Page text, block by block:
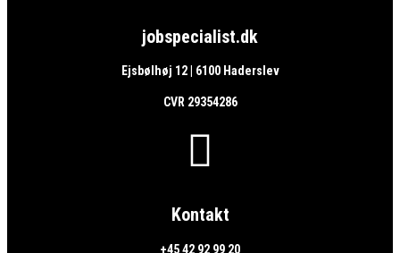
jobspecialist.dk
Ejsbølhøj 12 | 6100 Haderslev
CVR 29354286

Kontakt
+45 42 92 99 20